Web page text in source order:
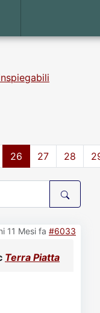
26 27 28
11 Mesi fa #6033
Terra Piatta